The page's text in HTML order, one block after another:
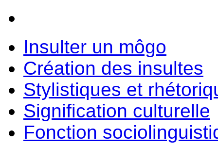
Insulter un môgo
Création des insultes
Stylistiques et
Signification culturelle
Fonction